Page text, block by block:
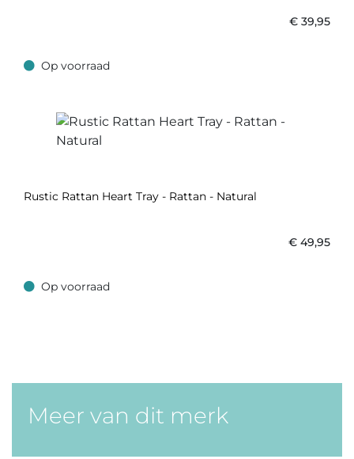
€ 39,95
Op voorraad
Op voorraad
Rustic Rattan Heart Tray - Rattan - Natural
€ 49,95
Op voorraad
Op voorraad
Meer van dit merk